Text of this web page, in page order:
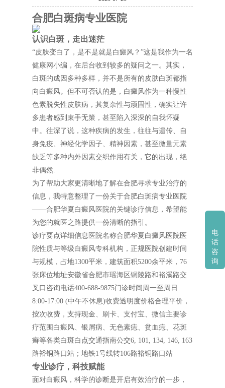
合肥白斑病专业医院
认识白斑，走出迷茫
“皮肤变白了，是不是就是白癜风？”这是我作为一名
健康网小编，在后台收到较多的疑问之一。其实，
白斑的成因多种多样，并不是所有的皮肤白斑都指
向白癜风。但不可否认的是，白癜风作为一种慢性
色素脱失性皮肤病，其复杂性与顽固性，确实让许
多患者感到束手无策，甚至陷入深深的自我怀疑
中。往深了说，这种疾病的发生，往往与遗传、自
身免疫、神经化学因子、精神因素，甚至微量元素
缺乏等多种内外因素交织作用有关，它的出现，绝
非偶然.
为了帮助大家更清晰地了解在合肥寻求专业治疗的
信息，我特意整理了一份关于合肥白斑病专业医院
——合肥华夏白癜风医院的关键诊疗信息，希望能
为您的就医之路提供一份清晰的指引。
诊疗要点详细信息医院名称合肥华夏白癜风医院医
院性质与等级白癜风专科机构，正规医院创建时间
与规模，占地1300平米，建筑面积5200余平米，76
张床位地址安徽省合肥市瑶海区铜陵路和裕溪路交
叉口咨询电话400-688-9875门诊时间周一至周日
8:00-17:00 (中午不休息)收费透明度价格合理平价，
按次收费，支持现金、刷卡、支付宝、微信主要诊
疗范围白癜风、银屑病、无色素痣、贫血痣、花斑
癣等各类白斑白点交通指南公交6, 101, 134, 146, 163
路裕铜路口站；地铁1号线转106路裕铜路口站
专业诊疗，科技赋能
面对白癜风，科学的诊断是开启有效治疗的一步，
电
话
咨
询